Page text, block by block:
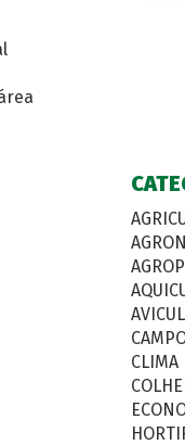
CLIMA